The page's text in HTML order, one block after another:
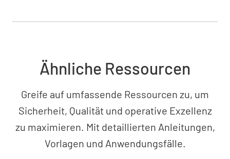
Ähnliche Ressourcen
Greife auf umfassende Ressourcen zu, um
Sicherheit, Qualität und operative Exzellenz
zu maximieren. Mit detaillierten Anleitungen,
Vorlagen und Anwendungsfälle.